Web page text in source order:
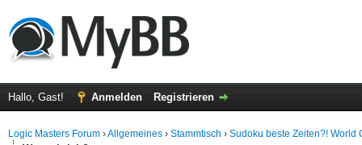
Hallo, Gast! Anmelden Registrieren
Logic Masters Forum ›Allgemeines › Stammtisch › Sudoku beste Zeiten?! World